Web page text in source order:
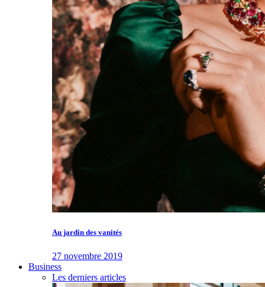
Au jardin des vanités
27 novembre 2019
Business
Les derniers articles